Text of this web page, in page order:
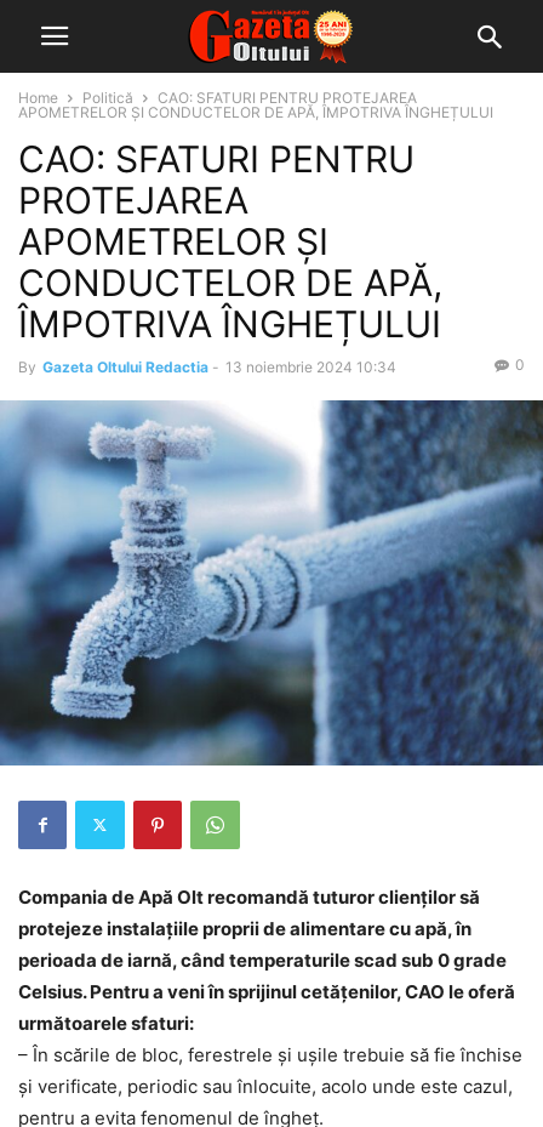
Home Politică
CAO: SFATURI PENTRU PROTEJAREA
APOMETRELOR ȘI CONDUCTELOR DE APĂ, ÎMPOTRIVA ÎNGHEȚULUI
CAO: SFATURI PENTRU
PROTEJAREA
APOMETRELOR ȘI
CONDUCTELOR DE APĂ,
ÎMPOTRIVA ÎNGHEȚULUI
By Gazeta Oltului Redactia - 13 noiembrie 2024 10:34 0
Compania de Apă Olt recomandă tuturor clienților să
protejeze instalaţiile proprii de alimentare cu apă, în
perioada de iarnă, când temperaturile scad sub 0 grade
Celsius. Pentru a veni în sprijinul cetățenilor, CAO le oferă
următoarele sfaturi:
– În scările de bloc, ferestrele şi uşile trebuie să fie închise
şi verificate, periodic sau înlocuite, acolo unde este cazul,
pentru a evita fenomenul de îngheţ.